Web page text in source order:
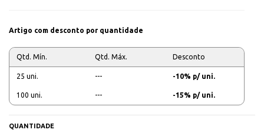
Cabo vendido ao metro
Corte de cabos não sujeito a devoluções.
Medida do rolo: 100 metros
Artigo com desconto por quantidade
Qtd. Mín. Qtd. Máx. Desconto
25 uni. --- -10% p/ uni.
100 uni. --- -15% p/ uni.
QUANTIDADE